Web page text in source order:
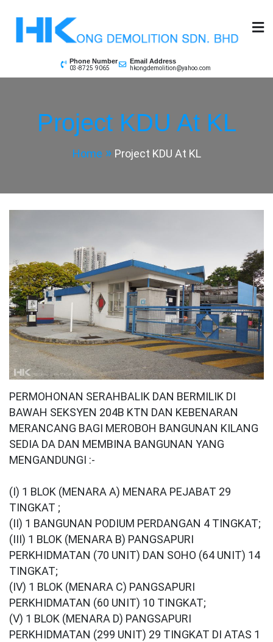
content
Phone Number
03-8725 9065
Email Address
hkongdemolition@yahoo.com
Project KDU At KL
Home Project KDU At KL
PERMOHONAN SERAHBALIK DAN BERMILIK DI
BAWAH SEKSYEN 204B KTN DAN KEBENARAN
MERANCANG BAGI MEROBOH BANGUNAN KILANG
SEDIA DA DAN MEMBINA BANGUNAN YANG
MENGANDUNGI :-
(I) 1 BLOK (MENARA A) MENARA PEJABAT 29
TINGKAT ;
(II) 1 BANGUNAN PODIUM PERDANGAN 4 TINGKAT;
(III) 1 BLOK (MENARA B) PANGSAPURI
PERKHIDMATAN (70 UNIT) DAN SOHO (64 UNIT) 14
TINGKAT;
(IV) 1 BLOK (MENARA C) PANGSAPURI
PERKHIDMATAN (60 UNIT) 10 TINGKAT;
(V) 1 BLOK (MENARA D) PANGSAPURI
PERKHIDMATAN (299 UNIT) 29 TINGKAT DI ATAS 1